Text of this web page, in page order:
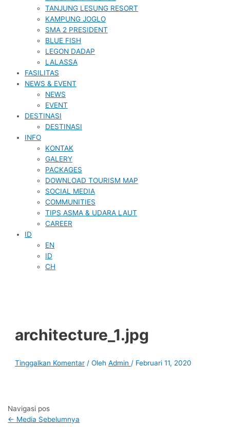
TANJUNG LESUNG RESORT
KAMPUNG JOGLO
SMA 2 PRESIDENT
BLUE FISH
LEGON DADAP
LALASSA
FASILITAS
NEWS & EVENT
NEWS
EVENT
DESTINASI
DESTINASI
INFO
KONTAK
GALERY
PACKAGES
DOWNLOAD TOURISM MAP
SOCIAL MEDIA
COMMUNITIES
TIPS ASMA & UDARA LAUT
CAREER
ID
EN
ID
CH
architecture_1.jpg
Tinggalkan Komentar / OlehAdmin / Februari 11, 2020
Navigasi pos
← Media Sebelumnya